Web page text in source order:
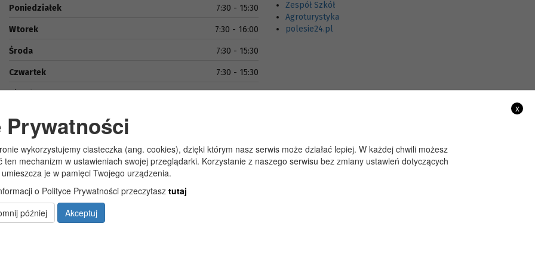
Poniedziałek 7:30 - 15:30
Wtorek 7:30 - 16:00
Środa 7:30 - 15:30
Czwartek 7:30 - 15:30
Piątek 7:30 - 15:00
Zespół Szkół
Agroturystyka
polesie24.pl
Copyright 2019@ Urząd Gminy Wola Uhruska
x
wykorzystujemy ciasteczka (ang. cookies), dzięki którym nasz serwis może działać lepiej. W każdej chwili możesz
ten mechanizm w ustawieniach swojej przeglądarki. Korzystanie z naszego serwisu bez zmiany ustawień dotyczących
je w pamięci Twojego urządzenia.
o Polityce Prywatności przeczytasz tutaj
później
Akceptuj